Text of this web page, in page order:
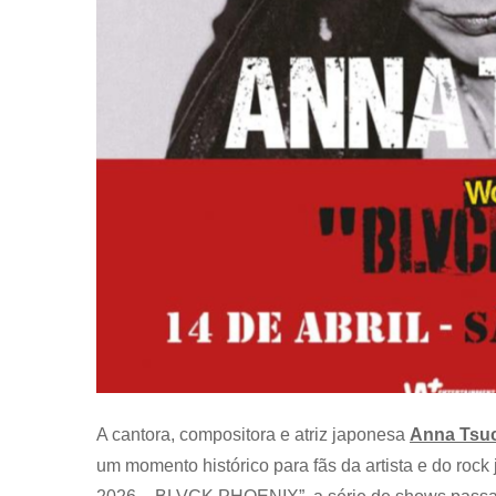
A cantora, compositora e atriz japonesa Anna
um momento histórico para fãs da artista e do